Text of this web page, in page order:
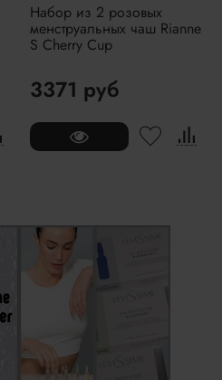
Набор из 2 розовых
менструальных чаш Rianne
S Cherry Cup
3371 руб